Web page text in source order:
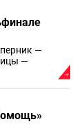
—
—